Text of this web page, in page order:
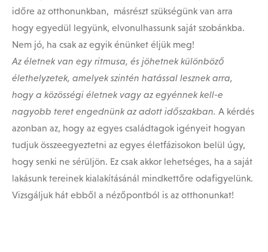
időre az otthonunkban, másrészt szükségünk van arra
hogy egyedül legyünk, elvonulhassunk saját szobánkba.
Nem jó, ha csak az egyik énünket éljük meg!
Az életnek van egy ritmusa, és jöhetnek különböző
élethelyzetek, amelyek szintén hatással lesznek arra,
hogy a közösségi életnek vagy az egyénnek kell-e
nagyobb teret engednünk az adott időszakban. A kérdés
azonban az, hogy az egyes családtagok igényeit hogyan
tudjuk összeegyeztetni az egyes életfázisokon belül úgy,
hogy senki ne sérüljön. Ez csak akkor lehetséges, ha a saját
lakásunk tereinek kialakításánál mindkettőre odafigyelünk.
Vizsgáljuk hát ebből a nézőpontból is az otthonunkat!